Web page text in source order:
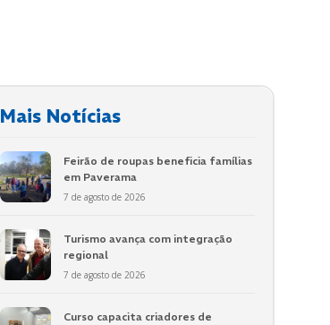
Mais Notícias
Feirão de roupas beneficia famílias
em Paverama
7 de agosto de 2026
Turismo avança com integração
regional
7 de agosto de 2026
Curso capacita criadores de